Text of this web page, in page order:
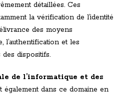
détaillées. Ces
la vérification de l’identité
des moyens
l’authentification et les
des dispositifs.
de l’informatique et des
dans ce domaine en